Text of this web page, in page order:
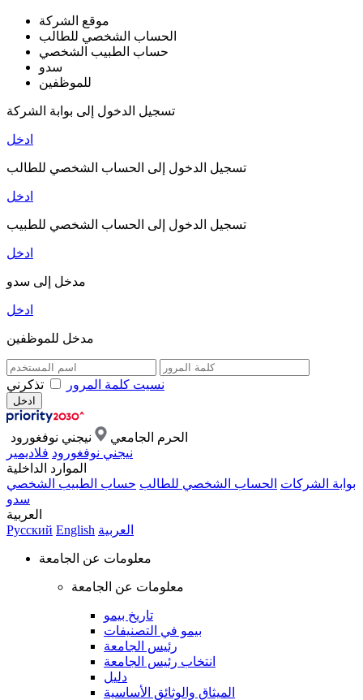
موقع الشركة
الحساب الشخصي للطالب
حساب الطبيب الشخصي
سدو
للموظفين
تسجيل الدخول إلى بوابة الشركة
ادخل
تسجيل الدخول إلى الحساب الشخصي للطالب
ادخل
تسجيل الدخول إلى الحساب الشخصي للطبيب
ادخل
مدخل إلى سدو
ادخل
مدخل للموظفين
نسيت كلمة المرور تذكرني
الحرم الجامعي
نيجني نوفغورود
نيجني نوفغورود فلاديمير
الموارد الداخلية
بوابة الشركات الحساب الشخصي للطالب حساب الطبيب الشخصي
سدو
العربية
Русский English العربية
معلومات عن الجامعة
معلومات عن الجامعة
تاريخ بيمو
بيمو في التصنيفات
رئيس الجامعة
انتخاب رئيس الجامعة
دليل
الميثاق والوثائق الأساسية